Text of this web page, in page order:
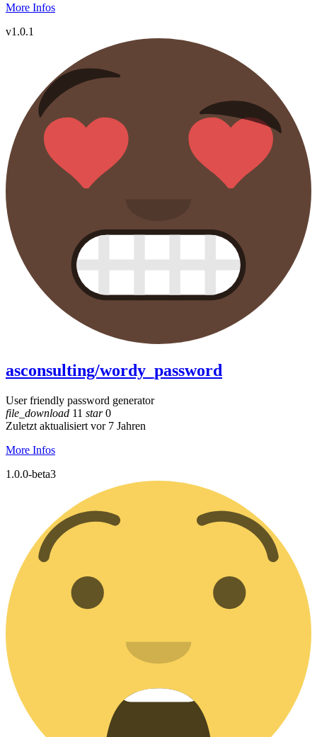
More Infos
v1.0.1
asconsulting/wordy_password
User friendly password generator
file_download 11 star0
Zuletzt aktualisiert vor 7 Jahren
More Infos
1.0.0-beta3